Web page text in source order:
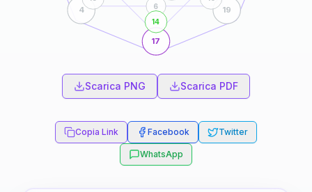
17
4 19
6
14
Scarica PNG Scarica PDF
Copia Link Facebook Twitter
WhatsApp